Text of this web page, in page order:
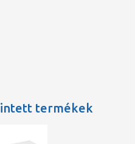
álló káddal!
termékek